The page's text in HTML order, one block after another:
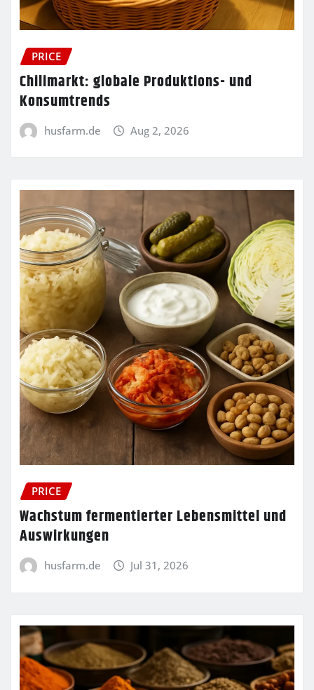
PRICE
Chilimarkt: globale Produktions- und
Konsumtrends
husfarm.de Aug 2, 2026
PRICE
Wachstum fermentierter Lebensmittel und
Auswirkungen
husfarm.de Jul 31, 2026